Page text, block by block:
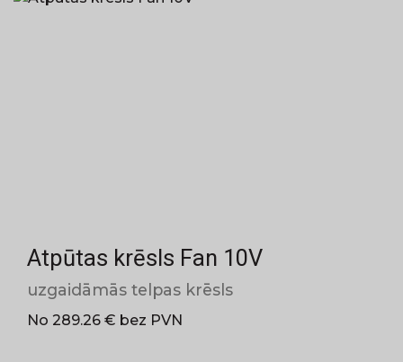
Atpūtas krēsls Fan 10V
uzgaidāmās telpas krēsls
No 289.26 € bez PVN